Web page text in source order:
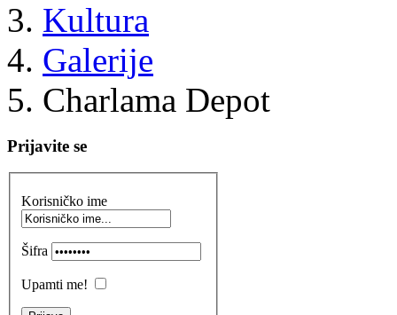
Kultura
Galerije
Charlama Depot
Prijavite se
Korisničko ime
Šifra
Upamti me!